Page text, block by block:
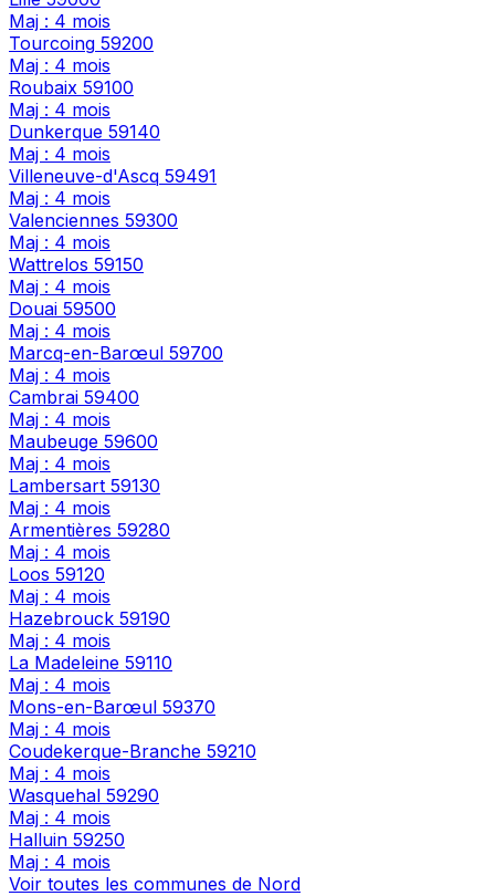
Maj : 4 mois
Tourcoing 59200
Maj : 4 mois
Roubaix 59100
Maj : 4 mois
Dunkerque 59140
Maj : 4 mois
Villeneuve-d'Ascq 59491
Maj : 4 mois
Valenciennes 59300
Maj : 4 mois
Wattrelos 59150
Maj : 4 mois
Douai 59500
Maj : 4 mois
Marcq-en-Barœul 59700
Maj : 4 mois
Cambrai 59400
Maj : 4 mois
Maubeuge 59600
Maj : 4 mois
Lambersart 59130
Maj : 4 mois
Armentières 59280
Maj : 4 mois
Loos 59120
Maj : 4 mois
Hazebrouck 59190
Maj : 4 mois
La Madeleine 59110
Maj : 4 mois
Mons-en-Barœul 59370
Maj : 4 mois
Coudekerque-Branche 59210
Maj : 4 mois
Wasquehal 59290
Maj : 4 mois
Halluin 59250
Maj : 4 mois
Voir toutes les communes de Nord